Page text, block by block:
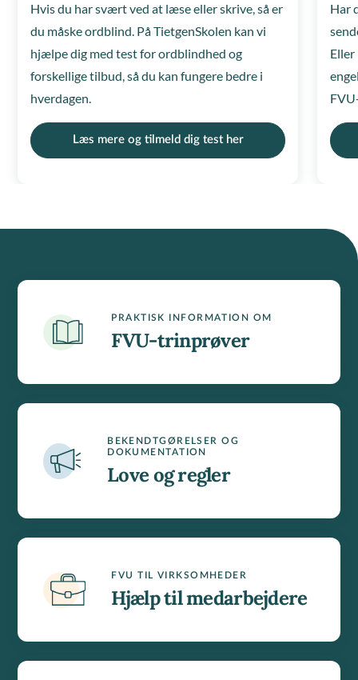
Hvis du har svært ved at læse eller skrive, så er
du måske ordblind. På TietgenSkolen kan vi
hjælpe dig med test for ordblindhed og
forskellige tilbud, så du kan fungere bedre i
hverdagen.
Læs mere og tilmeld dig test her
Har
PRAKTISK INFORMATION OM
FVU-trinprøver
BEKENDTGØRELSER OG
DOKUMENTATION
Love og regler
FVU TIL VIRKSOMHEDER
Hjælp til medarbejdere